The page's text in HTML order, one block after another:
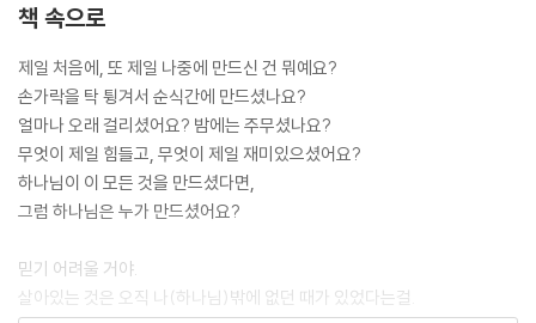
책 속으로
제일 처음에, 또 제일 나중에 만드신 건 뭐예요?
손가락을 탁 튕겨서 순식간에 만드셨나요?
얼마나 오래 걸리셨어요? 밤에는 주무셨나요?
무엇이 제일 힘들고, 무엇이 제일 재미있으셨어요?
하나님이 이 모든 것을 만드셨다면,
그럼 하나님은 누가 만드셨어요?
믿기 어려울 거야.
살아있는 것은 오직 나(하나님)밖에 없던 때가 있었다는걸.